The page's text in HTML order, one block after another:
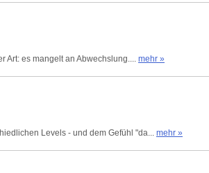
Art: es mangelt an Abwechslung.... mehr »
Levels - und dem Gefühl "da... mehr »